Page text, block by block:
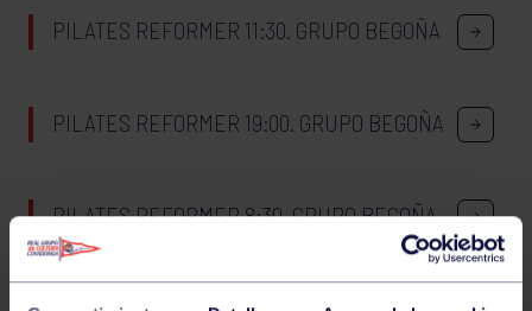
PILATES REFORMER 11:30. GRUPO BEGOÑA
PILATES REFORMER 19:00. GRUPO BEGOÑA
PILATES REFORMER 8:30. GRUPO BEGOÑA